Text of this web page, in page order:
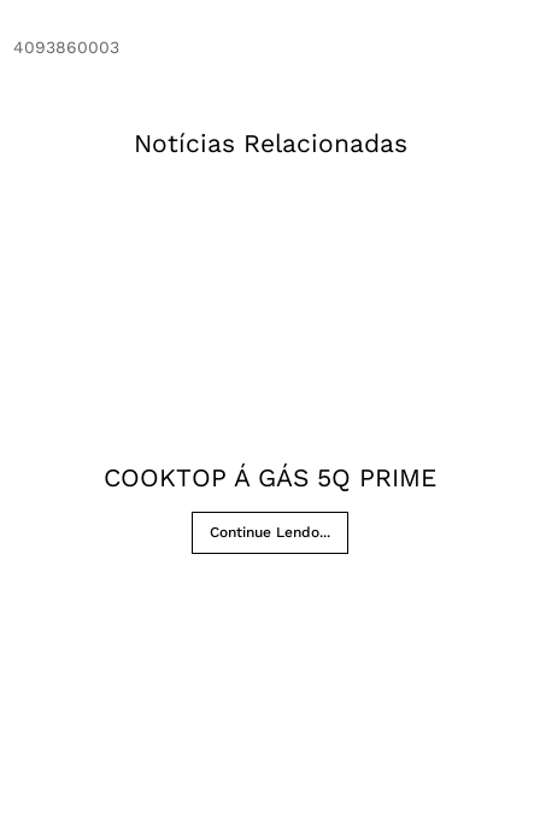
4093860003
Notícias Relacionadas
COOKTOP Á GÁS 5Q PRIME
Continue Lendo...